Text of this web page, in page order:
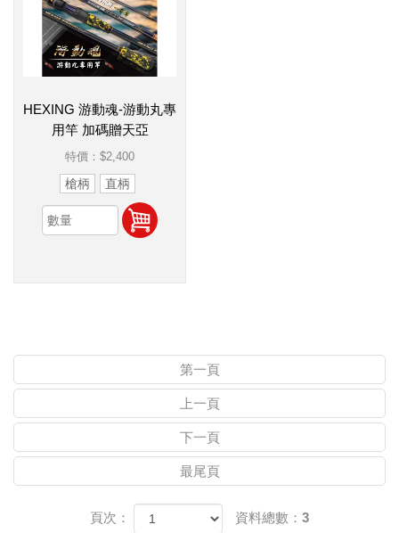
HEXING 游動魂-游動丸專
用竿 加碼贈天亞
特價： $2,400
槍柄 直柄
第一頁
上一頁
下一頁
最尾頁
頁次： 資料總數：3